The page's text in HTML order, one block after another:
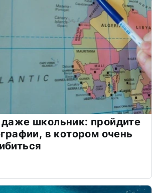
школьник: пройдите
в котором очень